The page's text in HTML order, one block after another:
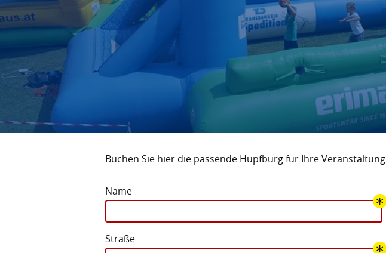
Buchen Sie hier die passende Hüpfburg für Ihre Veranstaltung
Name
Straße